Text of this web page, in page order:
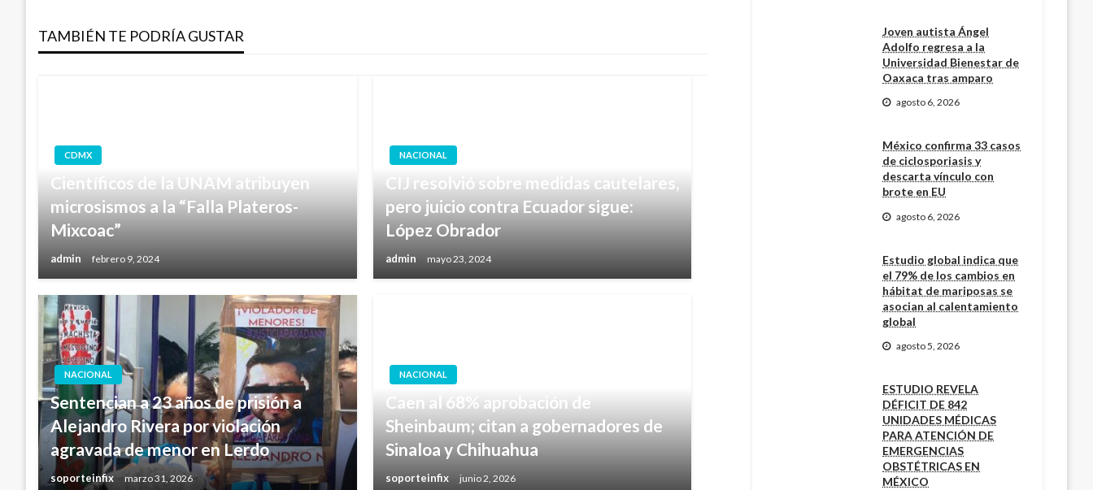
entradas
TAMBIÉN TE PODRÍA GUSTAR
CDMX
Científicos de la UNAM atribuyen
microsismos a la “Falla Plateros-
Mixcoac”
admin febrero 9, 2024
NACIONAL
CIJ resolvió sobre medidas cautelares,
pero juicio contra Ecuador sigue:
López Obrador
admin mayo 23, 2024
NACIONAL
Sentencian a 23 años de prisión a
Alejandro Rivera por violación
agravada de menor en Lerdo
soporteinfix marzo 31, 2026
NACIONAL
Caen al 68% aprobación de
Sheinbaum; citan a gobernadores de
Sinaloa y Chihuahua
soporteinfix junio 2, 2026
Joven autista Ángel
Adolfo regresa a la
Universidad Bienestar de
Oaxaca tras amparo
agosto 6, 2026
México confirma 33 casos
de ciclosporiasis y
descarta vínculo con
brote en EU
agosto 6, 2026
Estudio global indica que
el 79% de los cambios en
hábitat de mariposas se
asocian al calentamiento
global
agosto 5, 2026
ESTUDIO REVELA
DÉFICIT DE 842
UNIDADES MÉDICAS
PARA ATENCIÓN DE
EMERGENCIAS
OBSTÉTRICAS EN
MÉXICO